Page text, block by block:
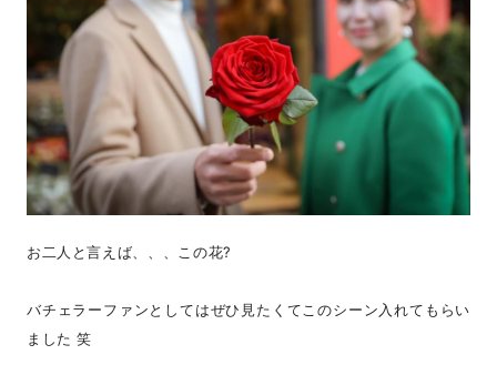
お二人と言えば、、、この花?
バチェラーファンとしてはぜひ見たくてこのシーン入れてもらい
ました 笑